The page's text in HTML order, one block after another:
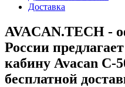
Доставка
AVACAN.TECH -
России
кабину Avacan C-
бесплатной